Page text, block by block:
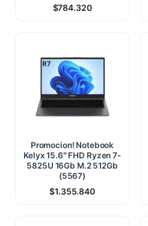
$784.320
Promocion! Notebook
Kelyx 15.6″ FHD Ryzen 7-
5825U 16Gb M.2 512Gb
(5567)
$1.355.840